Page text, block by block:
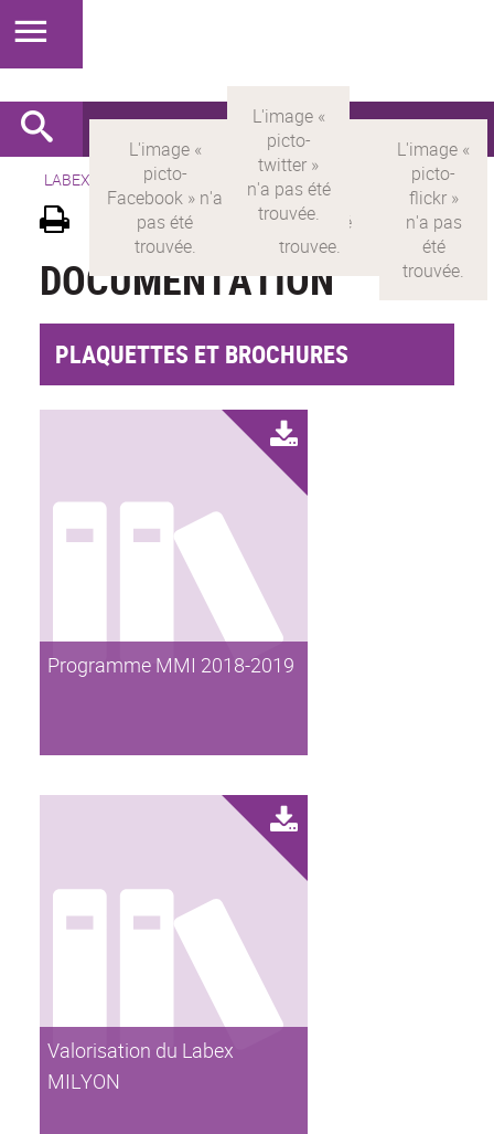
LABEX > LABEX MILYON Version française Documentation
DOCUMENTATION
PLAQUETTES ET BROCHURES
Programme MMI 2018-2019
Valorisation du Labex
MILYON